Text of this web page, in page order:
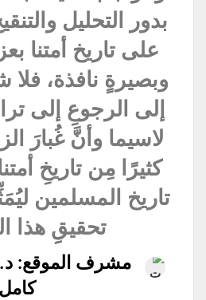
بدور التحليل
على تاريخ أمتنا
وبصيرةٍ نافذة، فلا
إلى الرجوعِ إلى
لاسيما وأنَّ غُبارَ
كثيرًا مِن تاريخِ
تاريخ المسلمين
تحقيقِِ هذا
مشرف الموقع: د.
كامل